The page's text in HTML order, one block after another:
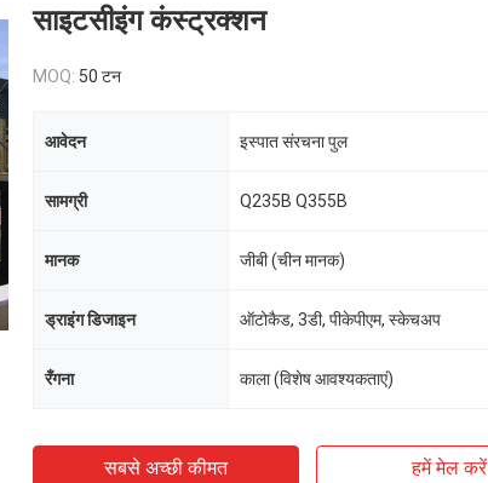
साइटसीइंग कंस्ट्रक्शन
MOQ: 50 टन
आवेदन इस्पात संरचना पुल
सामग्री Q235B Q355B
मानक जीबी (चीन मानक)
ड्राइंग डिजाइन ऑटोकैड, 3डी, पीकेपीएम, स्केचअप
रँगना काला (विशेष आवश्यकताएं)
सबसे अच्छी कीमत हमें मेल करें